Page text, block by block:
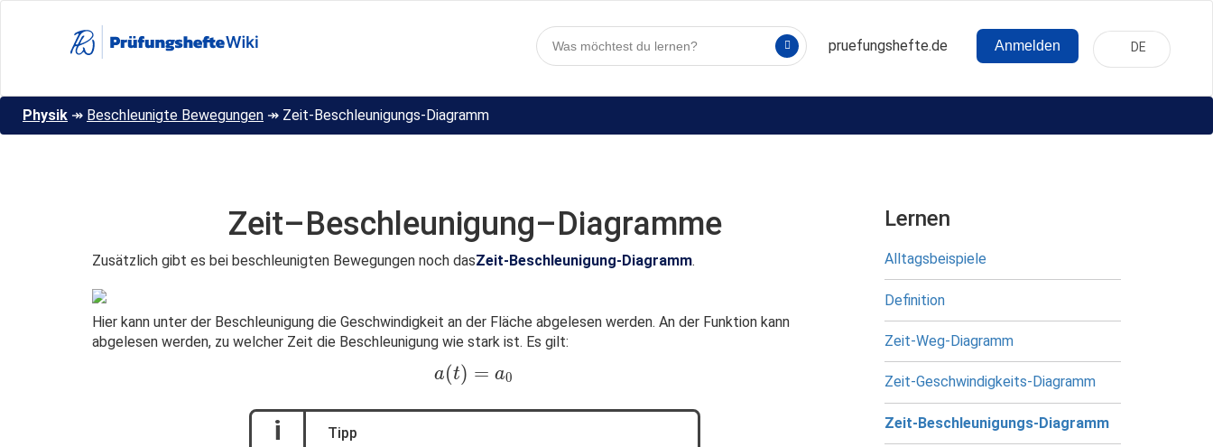
Hauptnavigation
pruefungshefte.de
Benutzermenü
Anmelden DE
Physik ↠ Beschleunigte Bewegungen ↠ Zeit-Beschleunigungs-Diagramm
Zeit–Beschleunigung–Diagramme
Zusätzlich gibt es bei beschleunigten Bewegungen noch dasZeit-Beschleunigung-Diagramm.
Hier kann unter der Beschleunigung die Geschwindigkeit an der Fläche abgelesen werden. An der Funktion kann
abgelesen werden, zu welcher Zeit die Beschleunigung wie stark ist. Es gilt:
a(t)=a_0
a(t) = a0
i Tipp
Lernen
Alltagsbeispiele
Definition
Zeit-Weg-Diagramm
Zeit-Geschwindigkeits-Diagramm
Zeit-Beschleunigungs-Diagramm